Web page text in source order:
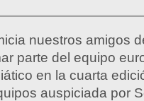
nuestros amigos
parte del equipo
en la cuarta
auspiciada por